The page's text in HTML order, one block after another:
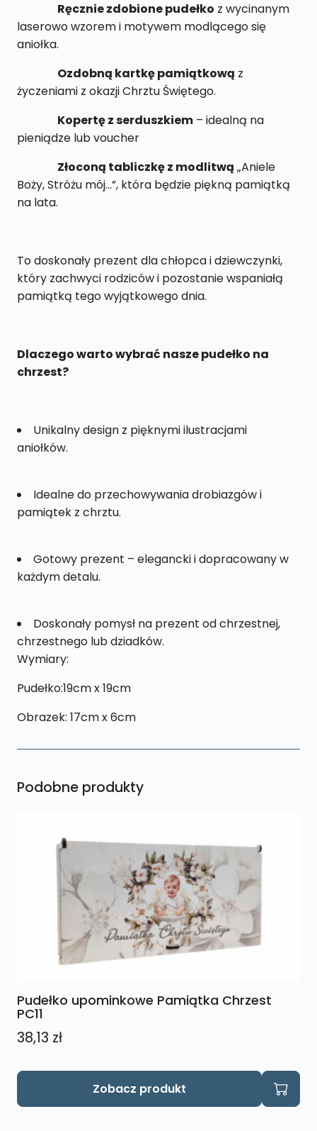
Ręcznie zdobione pudełko z wycinanym
laserowo wzorem i motywem modlącego się
aniołka.
Ozdobną kartkę pamiątkową z
życzeniami z okazji Chrztu Świętego.
Kopertę z serduszkiem – idealną na
pieniądze lub voucher
Złoconą tabliczkę z modlitwą „Aniele
Boży, Stróżu mój…”, która będzie piękną pamiątką
na lata.
To doskonały prezent dla chłopca i dziewczynki,
który zachwyci rodziców i pozostanie wspaniałą
pamiątką tego wyjątkowego dnia.
Dlaczego warto wybrać nasze pudełko na
chrzest?
Unikalny design z pięknymi ilustracjami
aniołków.
Idealne do przechowywania drobiazgów i
pamiątek z chrztu.
Gotowy prezent – elegancki i dopracowany w
każdym detalu.
Doskonały pomysł na prezent od chrzestnej,
chrzestnego lub dziadków.
Wymiary:
Pudełko:19cm x 19cm
Obrazek: 17cm x 6cm
Podobne produkty
Pudełko upominkowe Pamiątka Chrzest
PC11
38,13 zł
Zobacz produkt
Ten